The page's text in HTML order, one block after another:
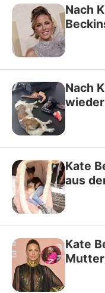
Nach
Nach
Kate
aus
Kate